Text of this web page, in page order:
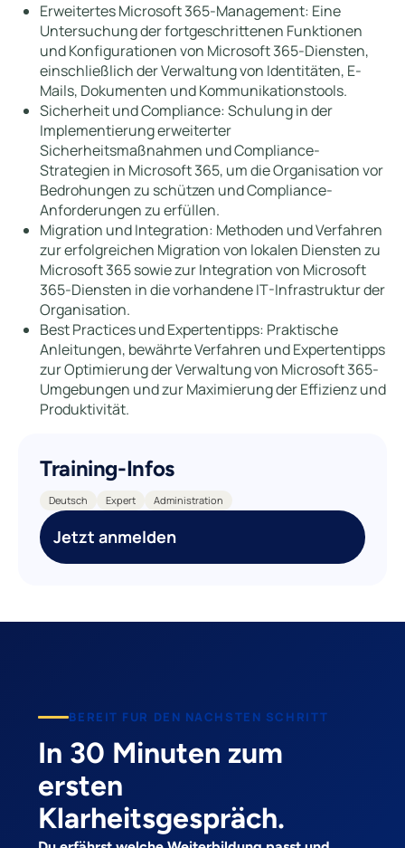
Erweitertes Microsoft 365-Management: Eine
Untersuchung der fortgeschrittenen Funktionen
und Konfigurationen von Microsoft 365-Diensten,
einschließlich der Verwaltung von Identitäten, E-
Mails, Dokumenten und Kommunikationstools.
Sicherheit und Compliance: Schulung in der
Implementierung erweiterter
Sicherheitsmaßnahmen und Compliance-
Strategien in Microsoft 365, um die Organisation vor
Bedrohungen zu schützen und Compliance-
Anforderungen zu erfüllen.
Migration und Integration: Methoden und Verfahren
zur erfolgreichen Migration von lokalen Diensten zu
Microsoft 365 sowie zur Integration von Microsoft
365-Diensten in die vorhandene IT-Infrastruktur der
Organisation.
Best Practices und Expertentipps: Praktische
Anleitungen, bewährte Verfahren und Expertentipps
zur Optimierung der Verwaltung von Microsoft 365-
Umgebungen und zur Maximierung der Effizienz und
Produktivität.
Training-Infos
Deutsch Expert Administration
Jetzt anmelden
BEREIT FUR DEN NACHSTEN SCHRITT
In 30 Minuten zum
ersten
Klarheitsgespräch.